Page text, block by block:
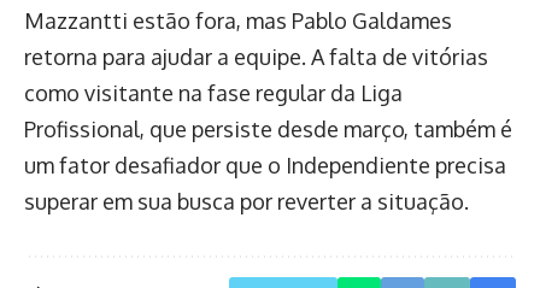
Mazzantti estão fora, mas Pablo Galdames
retorna para ajudar a equipe. A falta de vitórias
como visitante na fase regular da Liga
Profissional, que persiste desde março, também é
um fator desafiador que o Independiente precisa
superar em sua busca por reverter a situação.